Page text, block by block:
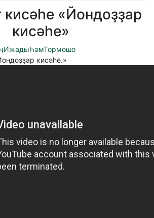
«Йондоҙҙар
кисәһе»
кисәһе.»